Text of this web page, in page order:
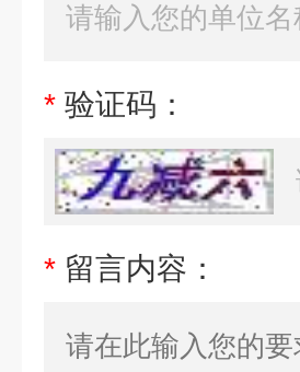
* 验证码：
* 留言内容：